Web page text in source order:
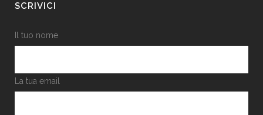
SCRIVICI
Il tuo nome
La tua email